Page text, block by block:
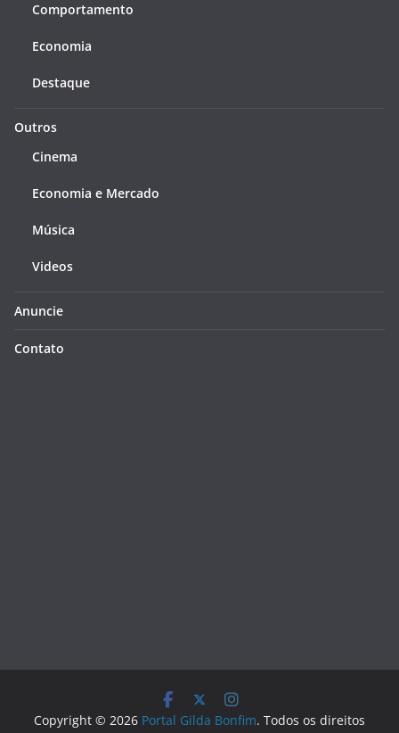
Comportamento
Economia
Destaque
Outros
Cinema
Economia e Mercado
Música
Videos
Anuncie
Contato
Copyright © 2026 Portal Gilda Bonfim. Todos os direitos